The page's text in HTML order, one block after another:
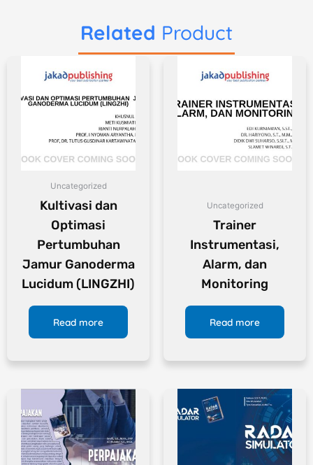
Related Product
Uncategorized
Kultivasi dan
Optimasi
Pertumbuhan
Jamur Ganoderma
Lucidum (LINGZHI)
Read more
Uncategorized
Trainer
Instrumentasi,
Alarm, dan
Monitoring
Read more